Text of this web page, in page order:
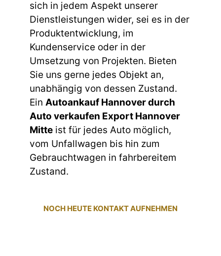
sich in jedem Aspekt unserer
Dienstleistungen wider, sei es in der
Produktentwicklung, im
Kundenservice oder in der
Umsetzung von Projekten. Bieten
Sie uns gerne jedes Objekt an,
unabhängig von dessen Zustand.
Ein Autoankauf Hannover durch
Auto verkaufen Export Hannover
Mitte ist für jedes Auto möglich,
vom Unfallwagen bis hin zum
Gebrauchtwagen in fahrbereitem
Zustand.
NOCH HEUTE KONTAKT AUFNEHMEN